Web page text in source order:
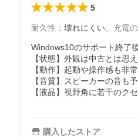
5
耐久性 ： 壊れにくい 充電
Windows10のサポート終了
【状態】外観は中古とは思
【動作】起動や操作感も非
【音質】スピーカーの音も
【液晶】視野角に若干のク
購入したストア